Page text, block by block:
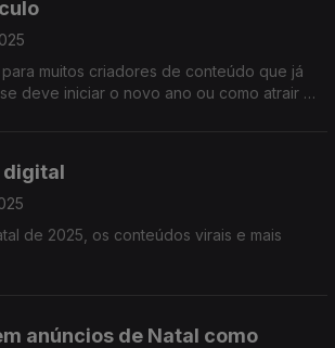
muitos criadores de conteúdo que já
deve iniciar o novo ano ou como atrair a
digital
de 2025, os conteúdos virais e mais
anúncios de Natal como